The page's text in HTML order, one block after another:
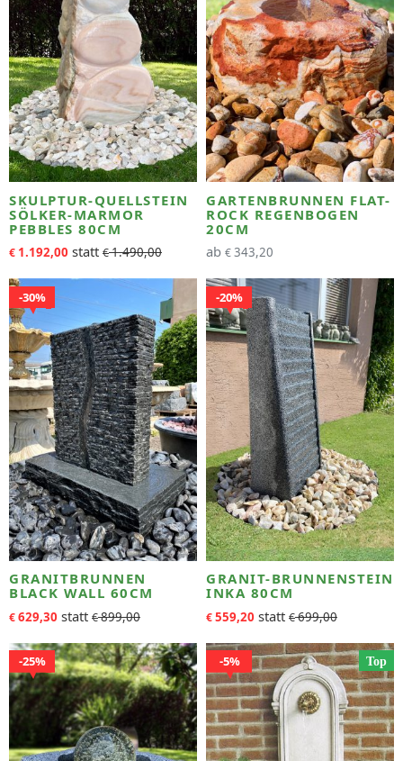
SKULPTUR-QUELLSTEIN
SÖLKER-MARMOR
PEBBLES 80CM
€ 1.192,00 €1.490,00
GARTENBRUNNEN FLAT-
ROCK REGENBOGEN
20CM
ab €343,20
30%
GRANITBRUNNEN
BLACK WALL 60CM
€629,30 €899,00
20%
GRANIT-BRUNNENSTEIN
INKA 80CM
€559,20 €699,00
25% Top
5%